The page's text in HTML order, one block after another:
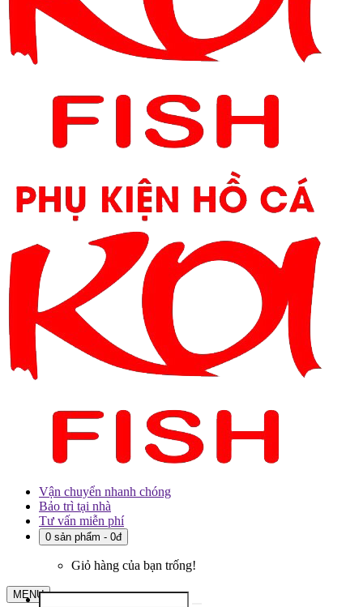
Vận chuyển nhanh chóng
Bảo trì tại nhà
Tư vấn miễn phí
0 sản phẩm - 0đ
Giỏ hàng của bạn trống!
MENU